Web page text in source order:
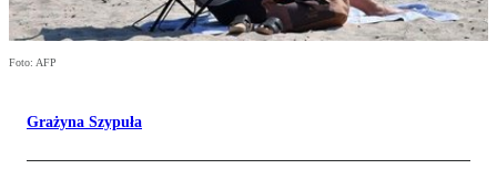
Foto: AFP
Grażyna Szypuła